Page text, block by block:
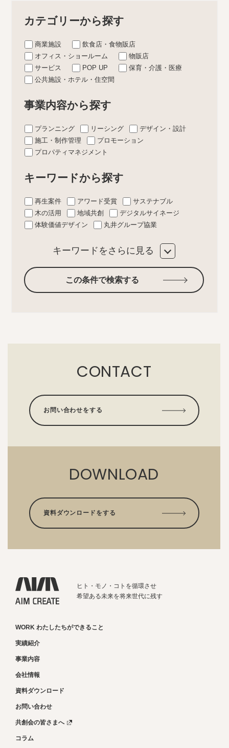
カテゴリーから探す
商業施設
飲食店・食物販店
オフィス・ショールーム
物販店
サービス
POP UP
保育・介護・医療
公共施設・ホテル・住空間
事業内容から探す
プランニング リーシング
デザイン・設計
施工・制作管理
プロモーション
プロパティマネジメント
キーワードから探す
再生案件 アワード受賞
サステナブル
木の活用
地域共創
デジタルサイネージ
体験価値デザイン
丸井グループ協業
キーワードをさらに見る
この条件で検索する
CONTACT
お問い合わせをする
DOWNLOAD
資料ダウンロードをする
ヒト・モノ・コトを循環させ
希望ある未来を将来世代に残す
WORK わたしたちができること
実績紹介
事業内容
会社情報
資料ダウンロード
お問い合わせ
共創会の皆さまへ
コラム